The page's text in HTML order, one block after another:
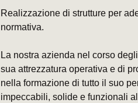
Realizzazione di strutture per
normativa.
La nostra azienda nel corso
sua attrezzatura operativa e di
nella formazione di tutto il suo
impeccabili, solide e funzionali